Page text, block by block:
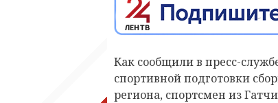
Как сообщили в пресс-
спортивной подготовки
региона, спортсмен из